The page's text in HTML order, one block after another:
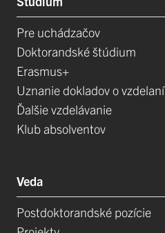
Pre uchádzačov
Doktorandské štúdium
Erasmus+
Uznanie dokladov o vzdelaní
Ďalšie vzdelávanie
Klub absolventov
Veda
Postdoktorandské pozície